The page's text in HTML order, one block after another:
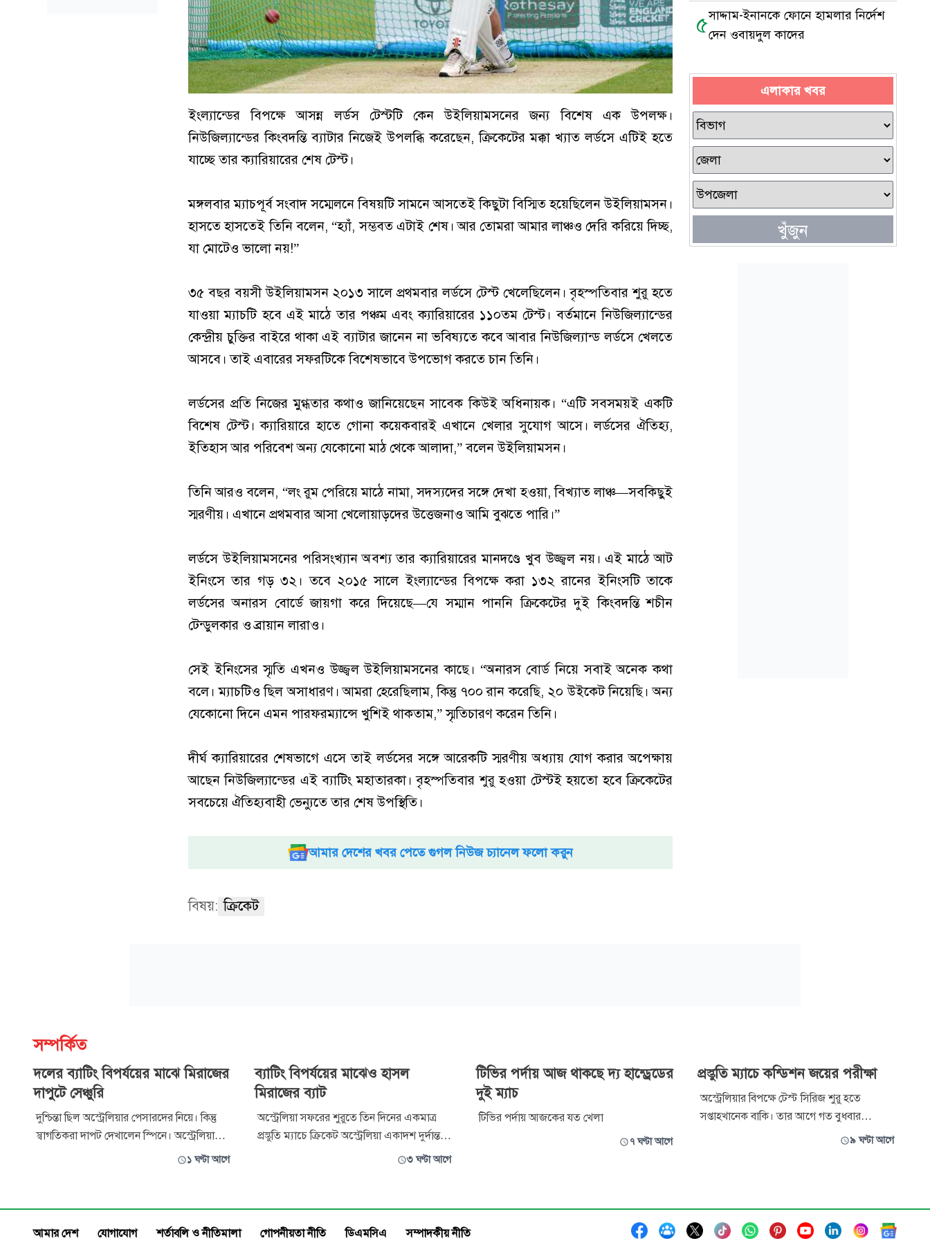
ইংল্যান্ডের বিপক্ষে আসন্ন লর্ডস টেস্টটি কেন উইলিয়ামসনের জন্য বিশেষ এক উপলক্ষ।
নিউজিল্যান্ডের কিংবদন্তি ব্যাটার নিজেই উপলব্ধি করেছেন, ক্রিকেটের মক্কা খ্যাত লর্ডসে এটিই হতে
যাচ্ছে তার ক্যারিয়ারের শেষ টেস্ট।
মঙ্গলবার ম্যাচপূর্ব সংবাদ সম্মেলনে বিষয়টি সামনে আসতেই কিছুটা বিস্মিত হয়েছিলেন উইলিয়ামসন।
হাসতে হাসতেই তিনি বলেন, “হ্যাঁ, সম্ভবত এটাই শেষ। আর তোমরা আমার লাঞ্চও দেরি করিয়ে দিচ্ছ,
যা মোটেও ভালো নয়!”
৩৫ বছর বয়সী উইলিয়ামসন ২০১৩ সালে প্রথমবার লর্ডসে টেস্ট খেলেছিলেন। বৃহস্পতিবার শুরু হতে
যাওয়া ম্যাচটি হবে এই মাঠে তার পঞ্চম এবং ক্যারিয়ারের ১১০তম টেস্ট। বর্তমানে নিউজিল্যান্ডের
কেন্দ্রীয় চুক্তির বাইরে থাকা এই ব্যাটার জানেন না ভবিষ্যতে কবে আবার নিউজিল্যান্ড লর্ডসে খেলতে
আসবে। তাই এবারের সফরটিকে বিশেষভাবে উপভোগ করতে চান তিনি।
লর্ডসের প্রতি নিজের মুগ্ধতার কথাও জানিয়েছেন সাবেক কিউই অধিনায়ক। “এটি সবসময়ই একটি
বিশেষ টেস্ট। ক্যারিয়ারে হাতে গোনা কয়েকবারই এখানে খেলার সুযোগ আসে। লর্ডসের ঐতিহ্য,
ইতিহাস আর পরিবেশ অন্য যেকোনো মাঠ থেকে আলাদা,” বলেন উইলিয়ামসন।
তিনি আরও বলেন, “লং রুম পেরিয়ে মাঠে নামা, সদস্যদের সঙ্গে দেখা হওয়া, বিখ্যাত লাঞ্চ—সবকিছুই
স্মরণীয়। এখানে প্রথমবার আসা খেলোয়াড়দের উত্তেজনাও আমি বুঝতে পারি।”
লর্ডসে উইলিয়ামসনের পরিসংখ্যান অবশ্য তার ক্যারিয়ারের মানদণ্ডে খুব উজ্জ্বল নয়। এই মাঠে আট
ইনিংসে তার গড় ৩২। তবে ২০১৫ সালে ইংল্যান্ডের বিপক্ষে করা ১৩২ রানের ইনিংসটি তাকে
লর্ডসের অনারস বোর্ডে জায়গা করে দিয়েছে—যে সম্মান পাননি ক্রিকেটের দুই কিংবদন্তি শচীন
টেন্ডুলকার ও ব্রায়ান লারাও।
সেই ইনিংসের স্মৃতি এখনও উজ্জ্বল উইলিয়ামসনের কাছে। “অনারস বোর্ড নিয়ে সবাই অনেক কথা
বলে। ম্যাচটিও ছিল অসাধারণ। আমরা হেরেছিলাম, কিন্তু ৭০০ রান করেছি, ২০ উইকেট নিয়েছি। অন্য
যেকোনো দিনে এমন পারফরম্যান্সে খুশিই থাকতাম,” স্মৃতিচারণ করেন তিনি।
দীর্ঘ ক্যারিয়ারের শেষভাগে এসে তাই লর্ডসের সঙ্গে আরেকটি স্মরণীয় অধ্যায় যোগ করার অপেক্ষায়
আছেন নিউজিল্যান্ডের এই ব্যাটিং মহাতারকা। বৃহস্পতিবার শুরু হওয়া টেস্টই হয়তো হবে ক্রিকেটের
সবচেয়ে ঐতিহ্যবাহী ভেন্যুতে তার শেষ উপস্থিতি।
আমার দেশের খবর পেতে গুগল নিউজ চ্যানেল ফলো করুন
বিষয়: ক্রিকেট
৫সাদ্দাম-ইনানকে ফোনে হামলার নির্দেশ
দেন ওবায়দুল কাদের
এলাকার খবর
খুঁজুন
সম্পর্কিত
দলের ব্যাটিং বিপর্যয়ের মাঝে মিরাজের
দাপুটে সেঞ্চুরি
দুশ্চিন্তা ছিল অস্ট্রেলিয়ার পেসারদের নিয়ে। কিন্তু
স্বাগতিকরা দাপট দেখালেন স্পিনে। অস্ট্রেলিয়া
একাদশের হয়ে অফ-স্পিনার কোরি রকিচিওলি
যখন ব্যাটিং বিপর্যয়ে ধুঁকছিল।
১ ঘণ্টা আগে
ব্যাটিং বিপর্যয়ের মাঝেও হাসল
মিরাজের ব্যাট
অস্ট্রেলিয়া সফরের শুরুতে তিন দিনের একমাত্র
প্রস্তুতি ম্যাচে ক্রিকেট অস্ট্রেলিয়া একাদশ দুর্দান্ত
বোলিং করে যাচ্ছে। আক্রমণের মুখে লাল-সবুজের
তুলে চাপে রয়েছে সফরকারীরা।
৩ ঘণ্টা আগে
টিভির পর্দায় আজ থাকছে দ্য হান্ড্রেডের
দুই ম্যাচ
টিভির পর্দায় আজকের যত খেলা
৭ ঘণ্টা আগে
প্রস্তুতি ম্যাচে কন্ডিশন জয়ের পরীক্ষা
অস্ট্রেলিয়ার বিপক্ষে টেস্ট সিরিজ শুরু হতে
সপ্তাহখানেক বাকি। তার আগে গত বুধবার
ডারউইনে প্রথমবারের মতো পূর্ণাঙ্গ দল নিয়ে
করল।
৯ ঘণ্টা আগে
আমার দেশ যোগাযোগ শর্তাবলি ও নীতিমালা গোপনীয়তা নীতি ডিএমসিএ সম্পাদকীয় নীতি